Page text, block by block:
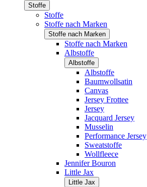
Stoffe
Stoffe
Stoffe nach Marken
Stoffe nach Marken
Stoffe nach Marken
Albstoffe
Albstoffe
Albstoffe
Baumwollsatin
Canvas
Jersey Frottee
Jersey
Jacquard Jersey
Musselin
Performance Jersey
Sweatstoffe
Wollfleece
Jennifer Bouron
Little Jax
Little Jax